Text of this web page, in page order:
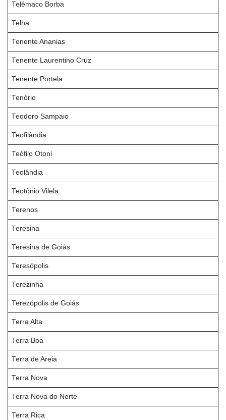
Telêmaco Borba
Telha
Tenente Ananias
Tenente Laurentino Cruz
Tenente Portela
Tenório
Teodoro Sampaio
Teofilândia
Teófilo Otoni
Teolândia
Teotônio Vilela
Terenos
Teresina
Teresina de Goiás
Teresópolis
Terezinha
Terezópolis de Goiás
Terra Alta
Terra Boa
Terra de Areia
Terra Nova
Terra Nova do Norte
Terra Rica